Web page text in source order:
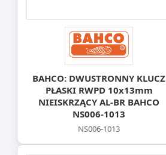
BAHCO: DWUSTRONNY KLUCZ
PŁASKI RWPD 10x13mm
NIEISKRZĄCY AL-BR BAHCO
NS006-1013
NS006-1013